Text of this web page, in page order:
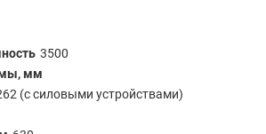
3500
мм
(с силовыми устройствами)